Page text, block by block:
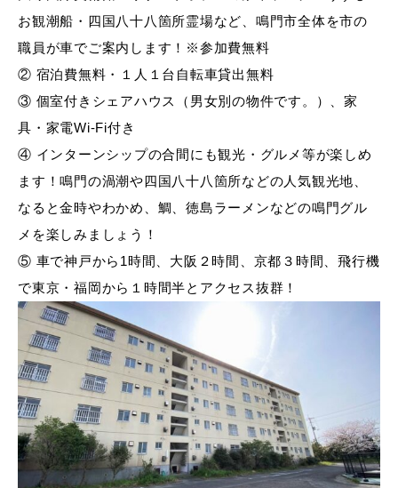
お観潮船・四国八十八箇所霊場など、鳴門市全体を市の
職員が車でご案内します！※参加費無料
② 宿泊費無料・１人１台自転車貸出無料
③ 個室付きシェアハウス（男女別の物件です。）、家
具・家電Wi-Fi付き
④ インターンシップの合間にも観光・グルメ等が楽しめ
ます！鳴門の渦潮や四国八十八箇所などの人気観光地、
なると金時やわかめ、鯛、徳島ラーメンなどの鳴門グル
メを楽しみましょう！
⑤ 車で神戸から1時間、大阪２時間、京都３時間、飛行機
で東京・福岡から１時間半とアクセス抜群！